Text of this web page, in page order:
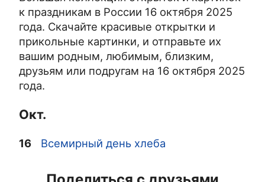
к праздникам в России 16 октября 2025
года. Скачайте красивые открытки и
прикольные картинки, и отправьте их
вашим родным, любимым, близким,
друзьям или подругам на 16 октября 2025
года.
Окт.
16 Всемирный день хлеба